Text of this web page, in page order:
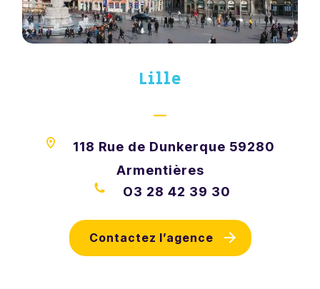
Lille
—
118 Rue de Dunkerque 59280
Armentières
O3 28 42 39 30
Contactez l’agence